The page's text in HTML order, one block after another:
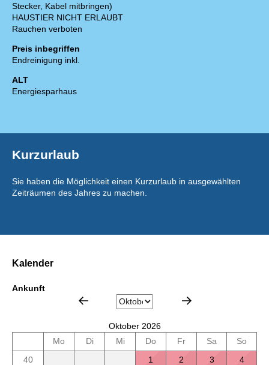
Stecker, Kabel mitbringen)
HAUSTIER NICHT ERLAUBT
Rauchen verboten
Preis inbegriffen
Endreinigung inkl.
ALT
Energiesparhaus
Kurzurlaub
Sie haben die Möglichkeit einen Kurzurlaub in ausgewählten
Zeiträumen des Jahres zu machen.
Kalender
Ankunft
Oktober 2026
Mo
Di Mi Do Fr Sa
So
40
1 2 3
4